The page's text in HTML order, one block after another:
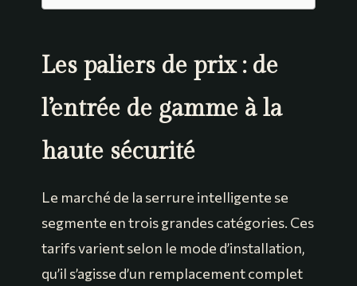
Les paliers de prix : de
l’entrée de gamme à la
haute sécurité
Le marché de la serrure intelligente se
segmente en trois grandes catégories. Ces
tarifs varient selon le mode d’installation,
qu’il s’agisse d’un remplacement complet